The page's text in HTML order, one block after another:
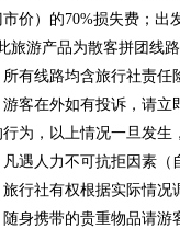
市价）的70%损失费；
旅游产品为散客拼团线
所有线路均含旅行社责任
游客在外如有投诉，请
行为，以上情况一旦发生
凡遇人力不可抗拒因素
旅行社有权根据实际情况
随身携带的贵重物品请